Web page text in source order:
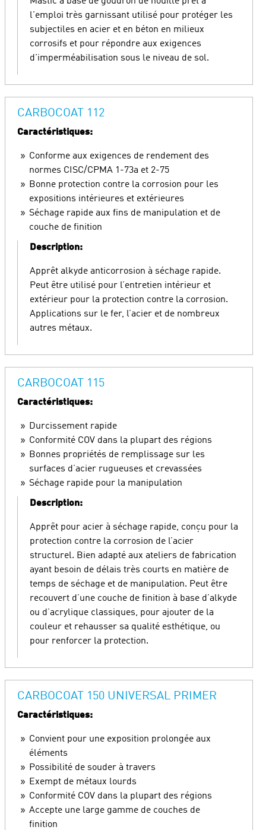
l'emploi très garnissant utilisé pour protéger les
subjectiles en acier et en béton en milieux
corrosifs et pour répondre aux exigences
d'imperméabilisation sous le niveau de sol.
CARBOCOAT 112
Caractéristiques:
Conforme aux exigences de rendement des
normes CISC/CPMA 1-73a et 2-75
Bonne protection contre la corrosion pour les
expositions intérieures et extérieures
Séchage rapide aux fins de manipulation et de
couche de finition
Description:
Apprêt alkyde anticorrosion à séchage rapide.
Peut être utilisé pour l’entretien intérieur et
extérieur pour la protection contre la corrosion.
Applications sur le fer, l’acier et de nombreux
autres métaux.
CARBOCOAT 115
Caractéristiques:
Durcissement rapide
Conformité COV dans la plupart des régions
Bonnes propriétés de remplissage sur les
surfaces d’acier rugueuses et crevassées
Séchage rapide pour la manipulation
Description:
Apprêt pour acier à séchage rapide, conçu pour la
protection contre la corrosion de l’acier
structurel. Bien adapté aux ateliers de fabrication
ayant besoin de délais très courts en matière de
temps de séchage et de manipulation. Peut être
recouvert d’une couche de finition à base d’alkyde
ou d’acrylique classiques, pour ajouter de la
couleur et rehausser sa qualité esthétique, ou
pour renforcer la protection.
CARBOCOAT 150 UNIVERSAL PRIMER
Caractéristiques:
Convient pour une exposition prolongée aux
éléments
Possibilité de souder à travers
Exempt de métaux lourds
Conformité COV dans la plupart des régions
Accepte une large gamme de couches de
finition